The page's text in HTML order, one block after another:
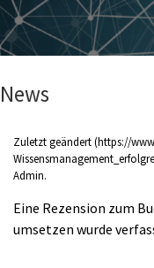
News
Zuletzt geändert
Admin.
Eine Rezension zum
umsetzen wurde